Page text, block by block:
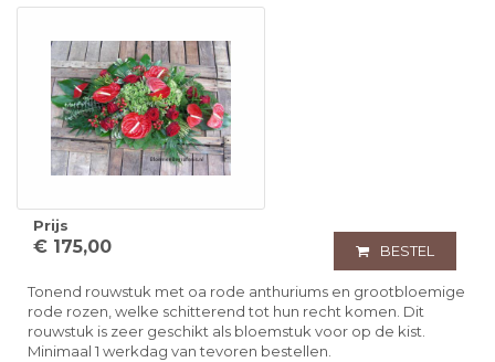
Prijs
€ 175,00 BESTEL
Tonend rouwstuk met oa rode anthuriums en grootbloemige
rode rozen, welke schitterend tot hun recht komen. Dit
rouwstuk is zeer geschikt als bloemstuk voor op de kist.
Minimaal 1 werkdag van tevoren bestellen.